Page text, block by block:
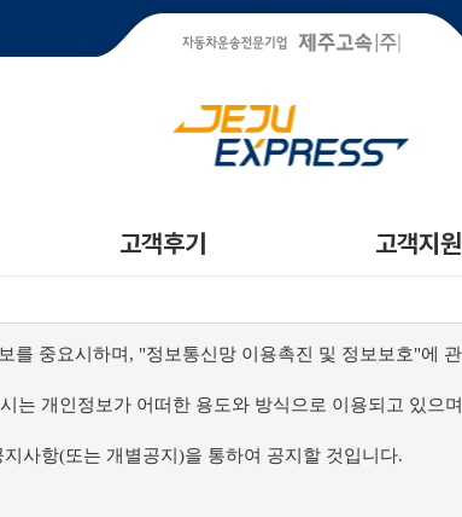
고객후기 고객지원
를 중요시하며, "정보통신망 이용촉진 및 정보보호"에
는 개인정보가 어떠한 용도와 방식으로 이용되고 있으
사항(또는 개별공지)을 통하여 공지할 것입니다.